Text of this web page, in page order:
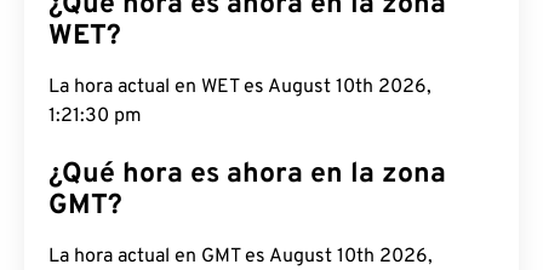
WET?
La hora actual en WET es August 10th 2026, 1:21:31
pm
¿Qué hora es ahora en la zona
GMT?
La hora actual en GMT es August 10th 2026,